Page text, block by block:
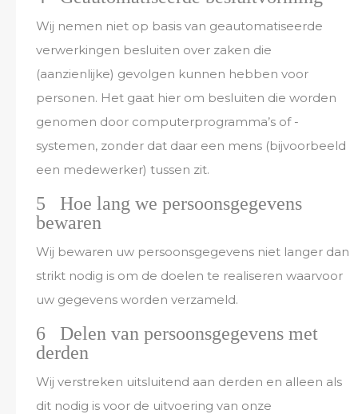
Wij nemen niet op basis van geautomatiseerde
verwerkingen besluiten over zaken die
(aanzienlijke) gevolgen kunnen hebben voor
personen. Het gaat hier om besluiten die worden
genomen door computerprogramma’s of -
systemen, zonder dat daar een mens (bijvoorbeeld
een medewerker) tussen zit.
5 Hoe lang we persoonsgegevens
bewaren
Wij bewaren uw persoonsgegevens niet langer dan
strikt nodig is om de doelen te realiseren waarvoor
uw gegevens worden verzameld.
6 Delen van persoonsgegevens met
derden
Wij verstreken uitsluitend aan derden en alleen als
dit nodig is voor de uitvoering van onze